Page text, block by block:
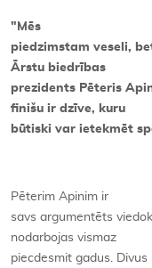
"Mēs
piedzimstam veseli,
Ārstu biedrības
prezidents Pēteris
finišu ir dzīve, kuru
būtiski var ietekmēt
Pēterim Apinim ir
savs argumentēts
nodarbojas vismaz
piecdesmit gadus.